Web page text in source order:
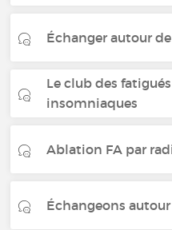
Échanger autour
Le club des
insomniaques
Ablation FA par
Échangeons